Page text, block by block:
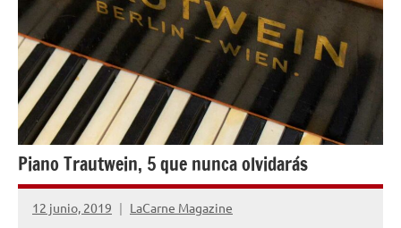
Piano Trautwein, 5 que nunca olvidarás
12 junio, 2019 LaCarne Magazine
1